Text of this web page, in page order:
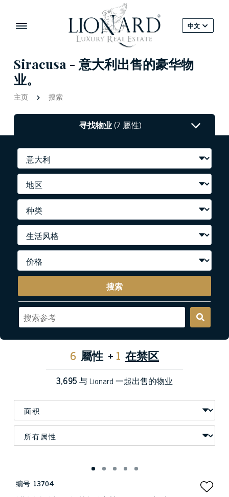
中文
Siracusa - 意大利出售的豪华物
业。
主页 搜索
寻找物业(7 屬性)
搜索
6 屬性 + 1 在禁区
3,695与 Lionard 一起出售的物业
编号: 13704